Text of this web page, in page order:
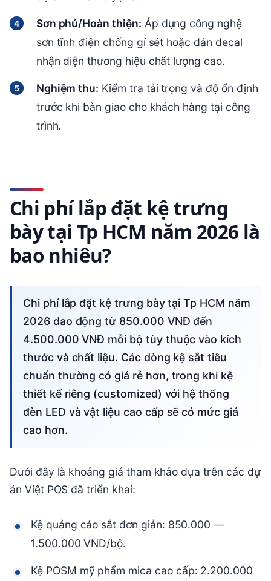
Sơn phủ/Hoàn thiện: Áp dụng công nghệ
sơn tĩnh điện chống gỉ sét hoặc dán decal
nhận diện thương hiệu chất lượng cao.
Nghiệm thu: Kiểm tra tải trọng và độ ổn định
trước khi bàn giao cho khách hàng tại công
trình.
Chi phí lắp đặt kệ trưng
bày tại Tp HCM năm 2026 là
bao nhiêu?
Chi phí lắp đặt kệ trưng bày tại Tp HCM năm
2026 dao động từ 850.000 VNĐ đến
4.500.000 VNĐ mỗi bộ tùy thuộc vào kích
thước và chất liệu. Các dòng kệ sắt tiêu
chuẩn thường có giá rẻ hơn, trong khi kệ
thiết kế riêng (customized) với hệ thống
đèn LED và vật liệu cao cấp sẽ có mức giá
cao hơn.
Dưới đây là khoảng giá tham khảo dựa trên các dự
án Việt POS đã triển khai:
Kệ quảng cáo sắt đơn giản: 850.000 —
1.500.000 VNĐ/bộ.
Kệ POSM mỹ phẩm mica cao cấp: 2.200.000